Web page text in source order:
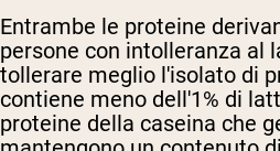
Entrambe le proteine
persone con intolleranza al
tollerare meglio l'isolato di
contiene meno dell'1% di
proteine della caseina che